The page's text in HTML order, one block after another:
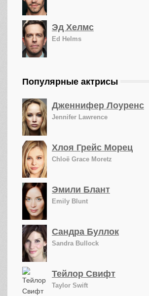
Эд Хелмс
Ed Helms
Популярные актрисы
Дженнифер Лоуренс
Jennifer Lawrence
Хлоя Грейс Морец
Chloë Grace Moretz
Эмили Блант
Emily Blunt
Сандра Буллок
Sandra Bullock
Тейлор Свифт
Taylor Swift